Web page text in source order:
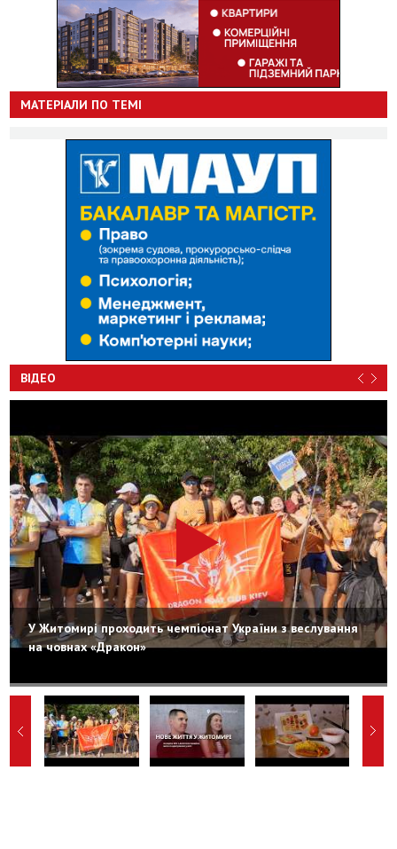
МАТЕРІАЛИ ПО ТЕМІ
ВІДЕО
У Житомирі проходить чемпіонат України з веслування
на човнах «Дракон»